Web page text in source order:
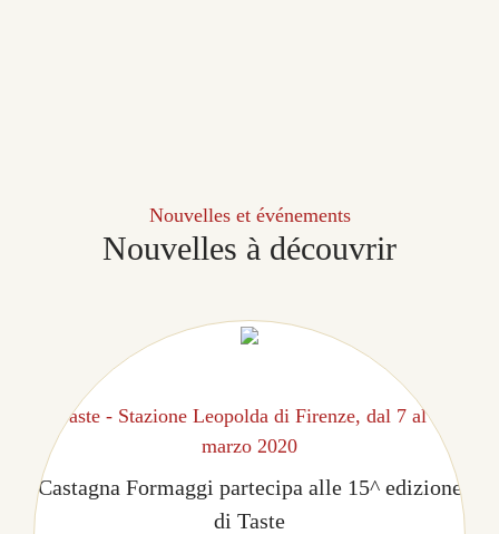
Nouvelles et événements
Nouvelles à découvrir
Taste - Stazione Leopolda di Firenze, dal 7 al 9
marzo 2020
Castagna Formaggi partecipa alle 15^ edizione
di Taste